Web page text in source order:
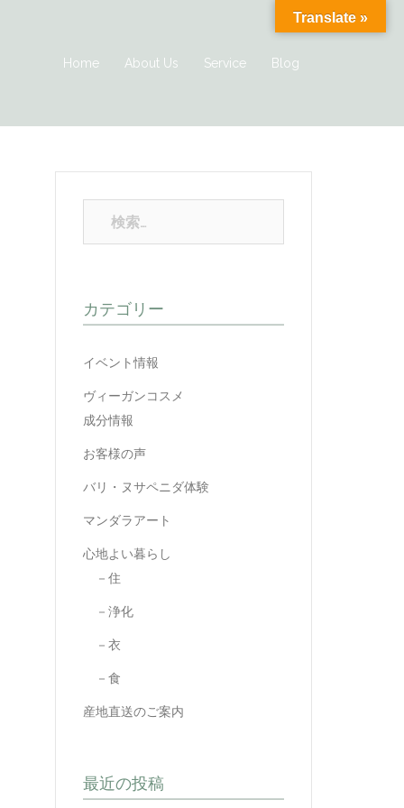
Home About Us Service Blog
カテゴリー
イベント情報
ヴィーガンコスメ
成分情報
お客様の声
バリ・ヌサペニダ体験
マンダラアート
心地よい暮らし
－住
－浄化
－衣
－食
産地直送のご案内
最近の投稿
Translate »